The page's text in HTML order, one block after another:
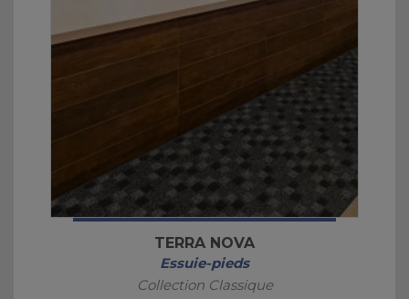
TERRA NOVA
Essuie-pieds
Collection Classique